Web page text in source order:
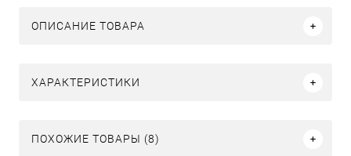
ОПИСАНИЕ ТОВАРА
ХАРАКТЕРИСТИКИ
ПОХОЖИЕ ТОВАРЫ (8)